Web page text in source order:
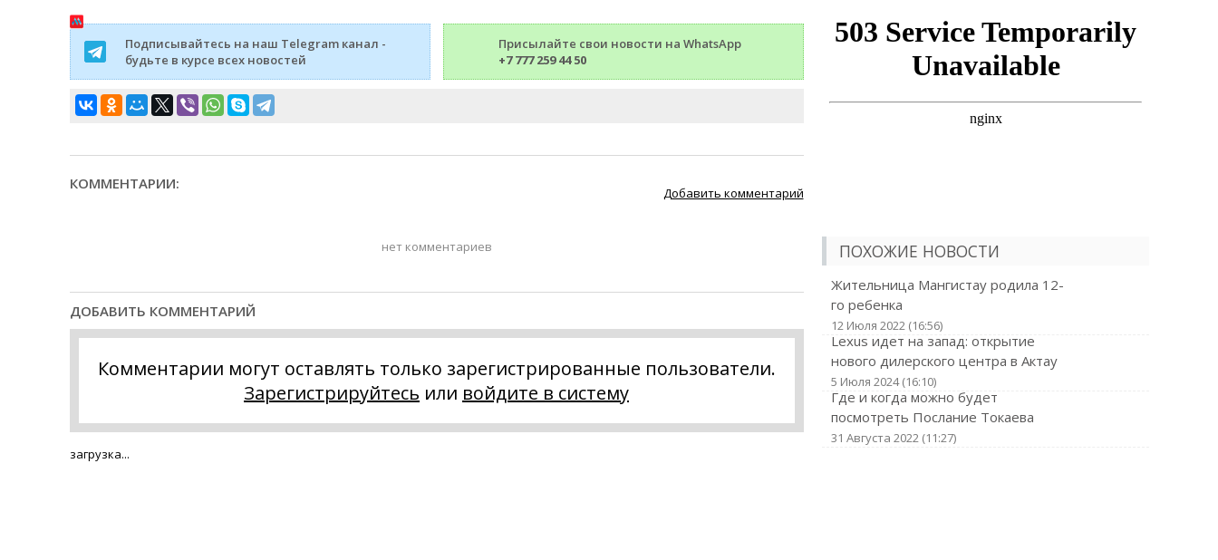
Подписывайтесь на наш Telegram канал -
будьте в курсе всех новостей
Присылайте свои новости на WhatsApp
+7 777 259 44 50
КОММЕНТАРИИ:
Добавить комментарий
нет комментариев
ДОБАВИТЬ КОММЕНТАРИЙ
Комментарии могут оставлять только зарегистрированные пользователи.
Зарегистрируйтесь или войдите в систему
загрузка...
ПОХОЖИЕ НОВОСТИ
Жительница Мангистау родила 12-
го ребенка
12 Июля 2022 (16:56)
Lexus идет на запад: открытие
нового дилерского центра в Актау
5 Июля 2024 (16:10)
Где и когда можно будет
посмотреть Послание Токаева
31 Августа 2022 (11:27)